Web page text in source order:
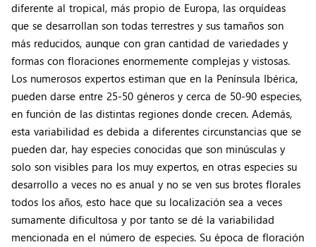
diferente al tropical, más propio de Europa, las orquídeas
que se desarrollan son todas terrestres y sus tamaños son
más reducidos, aunque con gran cantidad de variedades y
formas con floraciones enormemente complejas y vistosas.
Los numerosos expertos estiman que en la Península Ibérica,
pueden darse entre 25-50 géneros y cerca de 50-90 especies,
en función de las distintas regiones donde crecen. Además,
esta variabilidad es debida a diferentes circunstancias que se
pueden dar, hay especies conocidas que son minúsculas y
solo son visibles para los muy expertos, en otras especies su
desarrollo a veces no es anual y no se ven sus brotes florales
todos los años, esto hace que su localización sea a veces
sumamente dificultosa y por tanto se dé la variabilidad
mencionada en el número de especies. Su época de floración